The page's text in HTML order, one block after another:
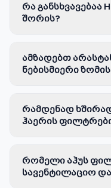
რა განსხვავებაა
შორის?
ამზადებთ
ნებისმიერი
რამდენად
ჰაერის
რომელი აჰუს
სავენტილაციო